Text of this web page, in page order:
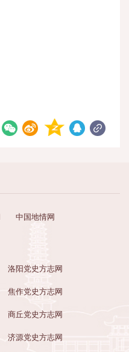
中国地情网
洛阳党史方志网
焦作党史方志网
商丘党史方志网
济源党史方志网